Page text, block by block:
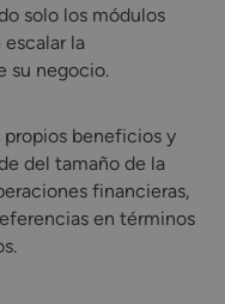
solo los módulos
la
su negocio.
beneficios y
del tamaño de la
financieras,
en términos